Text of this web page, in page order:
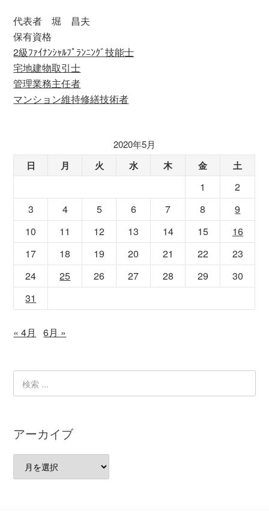
代表者 堀 昌夫
保有資格
2級ﾌｧｲﾅﾝｼｬﾙﾌﾟﾗﾝﾆﾝｸﾞ技能士
宅地建物取引士
管理業務主任者
マンション維持修繕技術者
2020年5月
日 月 火 水 木 金 土
1
2
3
4 5 6 7 8
9
10
11 12 13 14 15
16
17
18 19 20 21 22
23
24
25 26 27 28 29
30
31
« 4月 6月 »
アーカイブ
ー